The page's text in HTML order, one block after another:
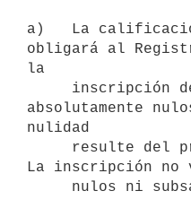
a)   La
obligará al
la
absolutamente
nulidad
La inscripción no